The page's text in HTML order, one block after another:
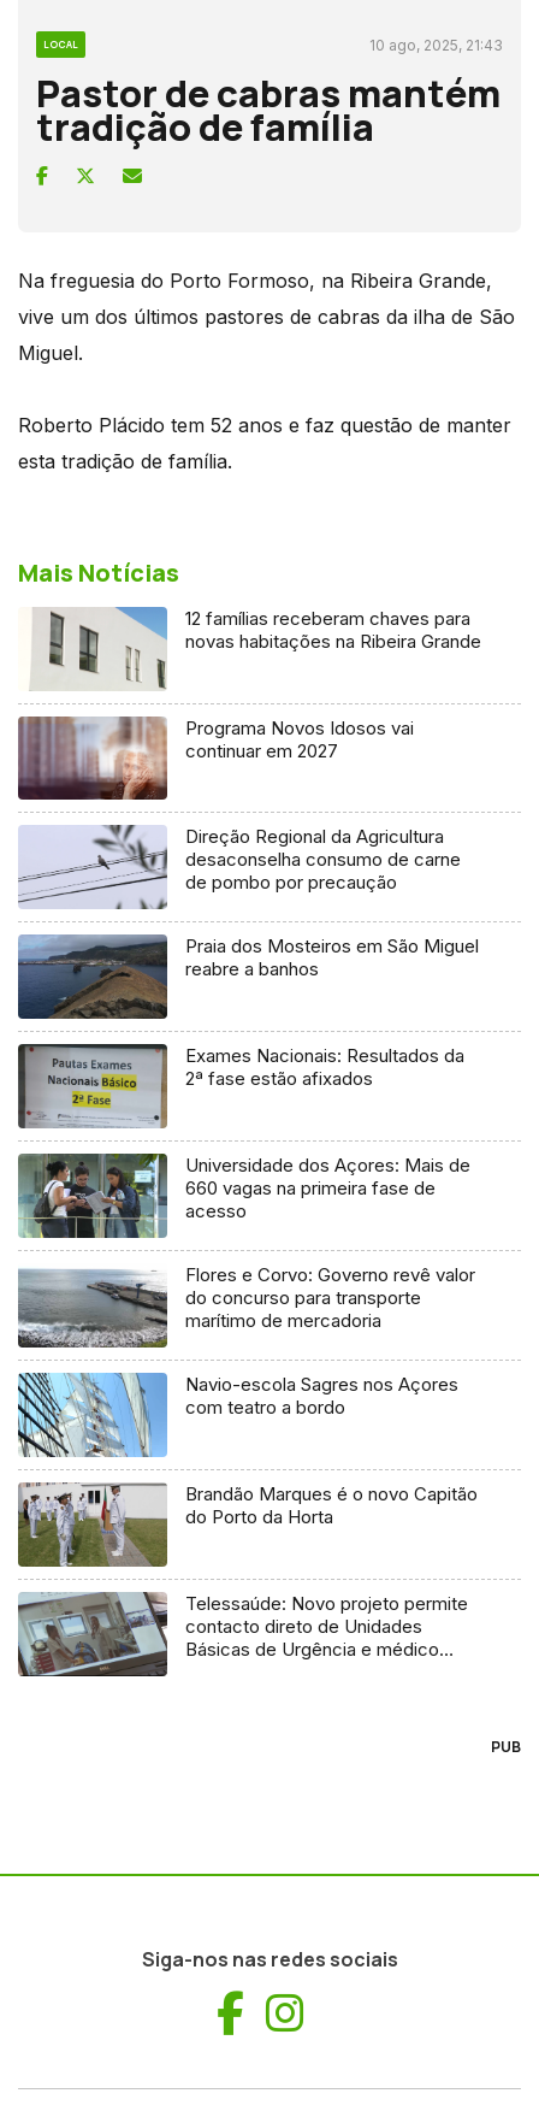
LOCAL 10 ago, 2025, 21:43
Pastor de cabras mantém
tradição de família
Na freguesia do Porto Formoso, na Ribeira Grande,
vive um dos últimos pastores de cabras da ilha de São
Miguel.
Roberto Plácido tem 52 anos e faz questão de manter
esta tradição de família.
Mais Notícias
12 famílias receberam chaves para
novas habitações na Ribeira Grande
Programa Novos Idosos vai
continuar em 2027
Direção Regional da Agricultura
desaconselha consumo de carne
de pombo por precaução
Praia dos Mosteiros em São Miguel
reabre a banhos
Exames Nacionais: Resultados da
2ª fase estão afixados
Universidade dos Açores: Mais de
660 vagas na primeira fase de
acesso
Flores e Corvo: Governo revê valor
do concurso para transporte
marítimo de mercadoria
Navio-escola Sagres nos Açores
com teatro a bordo
Brandão Marques é o novo Capitão
do Porto da Horta
Telessaúde: Novo projeto permite
contacto direto de Unidades
Básicas de Urgência e médico
PUB
Siga-nos nas redes sociais
Facebook